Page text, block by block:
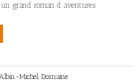
grand roman d aventures.
Michel, Domaine